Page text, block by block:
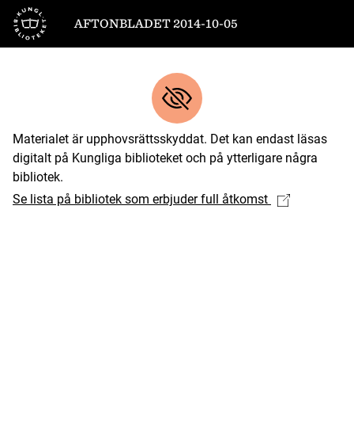
Till startsidan
AFTONBLADET 2014-10-05
Materialet är upphovsrättsskyddat. Det kan endast läsas
digitalt på Kungliga biblioteket och på ytterligare några
bibliotek.
Se lista på bibliotek som erbjuder full åtkomst